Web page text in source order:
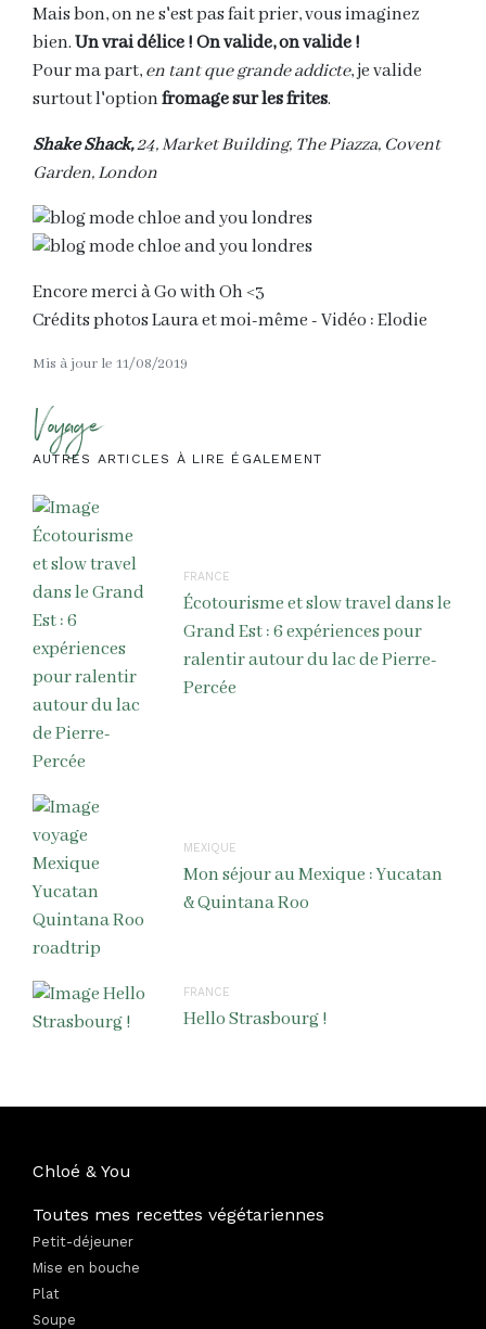
Mais bon, on ne s'est pas fait prier, vous imaginez
bien.Un vrai délice ! On valide, on valide !
Pour ma part,en tant que grande addicte, je valide
surtout l'optionfromage sur les frites.
Shake Shack,24, Market Building, The Piazza, Covent
Garden, London
Encore merci à Go with Oh <3
Crédits photos Laura et moi-même - Vidéo : Elodie
Mis à jour le 11/08/2019
Voyage
AUTRES ARTICLES À LIRE ÉGALEMENT
FRANCE
Écotourisme et slow travel dans le
Grand Est : 6 expériences pour
ralentir autour du lac de Pierre-
Percée
MEXIQUE
Mon séjour au Mexique : Yucatan
& Quintana Roo
FRANCE
Hello Strasbourg !
Chloé & You
Toutes mes recettes végétariennes
Petit-déjeuner
Mise en bouche
Plat
Soupe